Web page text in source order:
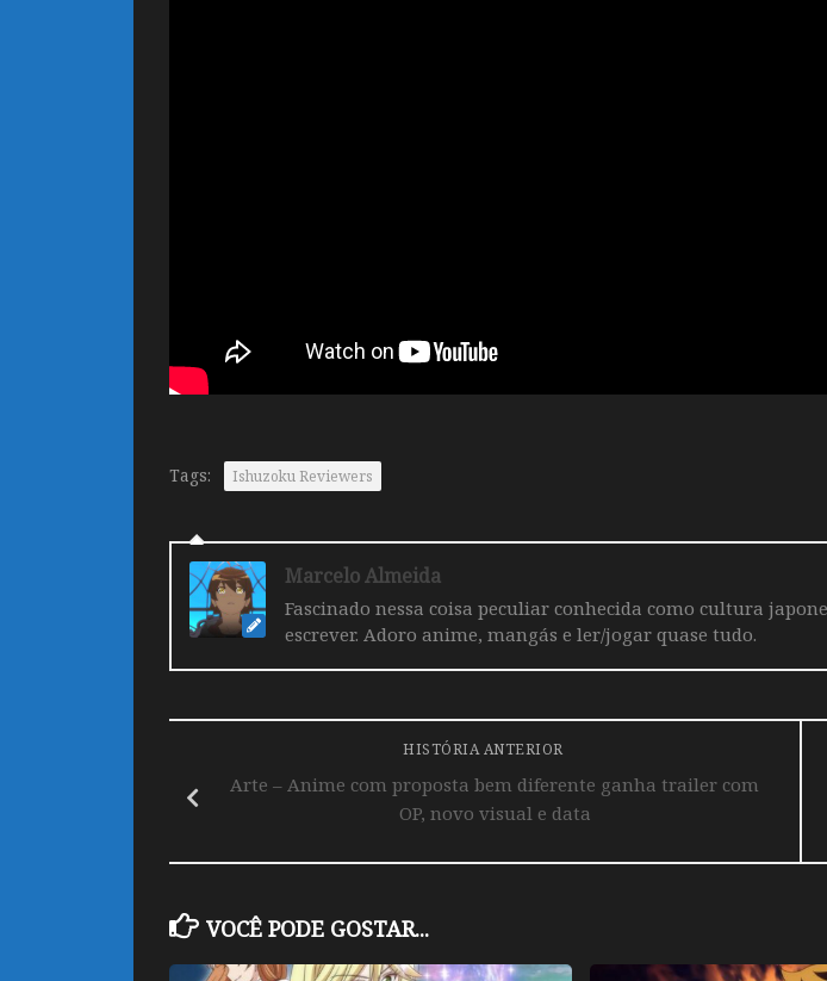
Tags: Ishuzoku Reviewers
Marcelo Almeida
Fascinado nessa coisa peculiar conhecida como cultura
escrever. Adoro anime, mangás e ler/jogar quase tudo.
HISTÓRIA ANTERIOR
Arte – Anime com proposta bem diferente ganha trailer com
OP, novo visual e data
VOCÊ PODE GOSTAR...